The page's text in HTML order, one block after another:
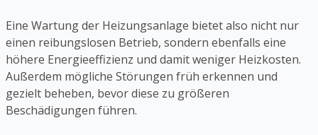
Eine Wartung der Heizungsanlage bietet also nicht nur
einen reibungslosen Betrieb, sondern ebenfalls eine
höhere Energieeffizienz und damit weniger Heizkosten.
Außerdem mögliche Störungen früh erkennen und
gezielt beheben, bevor diese zu größeren
Beschädigungen führen.